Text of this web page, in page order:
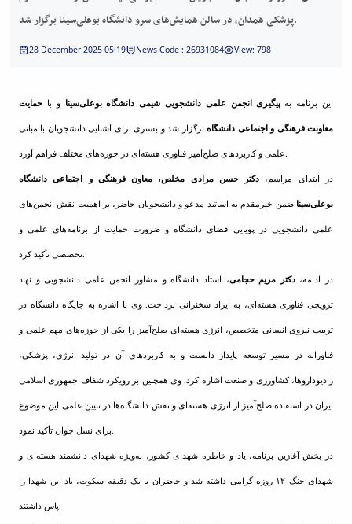
and
Social
Planning
Cultural
and
Social
Support
Services
پزشکی همدان، در سالن همایش‌های سرو دانشگاه بوعلی‌سینا برگزار شد.
28 December 2025 05:19 News Code : 26931084 View: 798
این برنامه بهپیگیری انجمن علمی دانشجویی شیمی دانشگاه بوعلی‌سینا و با حمایت
معاونت فرهنگی و اجتماعی دانشگاهبرگزار شد و بستری برای آشنایی دانشجویان با مبانی
علمی و کاربردهای صلح‌آمیز فناوری هسته‌ای در حوزه‌های مختلف فراهم آورد.
در ابتدای مراسم، دکتر حسن مرادی مخلص، معاون فرهنگی و اجتماعی دانشگاه
بوعلی‌سینا ضمن خیرمقدم به اساتید مدعو و دانشجویان حاضر، بر اهمیت نقش انجمن‌های
علمی دانشجویی در پویایی فضای دانشگاه و ضرورت حمایت از برنامه‌های علمی و
تخصصی تأکید کرد.
در ادامه،دکتر مریم حجامی، استاد دانشگاه و مشاور انجمن علمی دانشجویی و نهاد
ترویجی فناوری هسته‌ای، به ایراد سخنرانی پرداخت. وی با اشاره به جایگاه دانشگاه در
تربیت نیروی انسانی متخصص، انرژی هسته‌ای صلح‌آمیز را یکی از حوزه‌های مهم علمی و
فناورانه در مسیر توسعه پایدار دانست و به کاربردهای آن در تولید انرژی، پزشکی،
رادیوداروها، کشاورزی و صنعت اشاره کرد. وی همچنین بر رویکرد شفاف جمهوری اسلامی
ایران در استفاده صلح‌آمیز از انرژی هسته‌ای و نقش دانشگاه‌ها در تبیین علمی این موضوع
برای نسل جوان تأکید نمود.
در بخش آغازین برنامه، یاد و خاطره شهدای کشور، به‌ویژه شهدای دانشمند هسته‌ای و
شهدای جنگ ۱۲ روزه گرامی داشته شد و حاضران با یک دقیقه سکوت، یاد این شهدا را
پاس داشتند.